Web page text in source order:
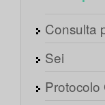
Consulta
Sei
Protocolo